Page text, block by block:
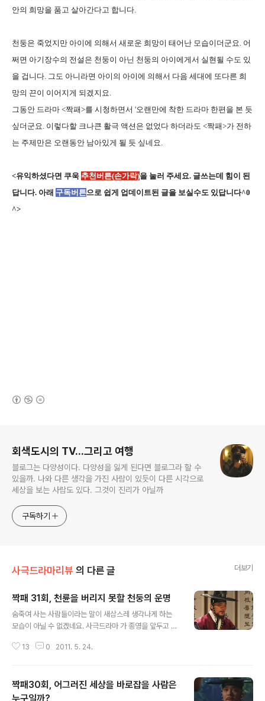
안의 희망을 품고 살아간다고 합니다.
천둥은 죽었지만 아이에 의해서 새로운 희망이 태어난 모습이더군요. 어
쩌면 아기장수의 전설은 천둥이 아닌 천둥의 아이에게서 실현될 수도 있
을 겁니다. 그도 아니라면 아이의 아이에 의해서 다음 세대에 또다른 희
망의 끈이 이어지게 되겠지요.
그동안 드라마 <짝패>를 시청하면서 '오랜만에 착한 드라마 한편을 본 듯
싶더군요. 이렇다할 크나큰 활극 액션은 없었다 하더라도 <짝패>가 전하
는 주제만은 오랜동안 남아있게 될 듯 싶네요.
<유익하셨다면 쿠욱 추천버튼(손가락)을 눌러 주세요. 글쓰는데 힘이 된
답니다. 아래 구독버튼으로 쉽게 업데이트된 글을 보실수도 있답니다^0
^>
회색도시의 TV...그리고 여행
블로그는 다양성이다. 다양성을 잃게 된다면 블로그라 할 수
있을까. 나와 다른 생각을 가진 사람이 있듯이 다른 시각으로
세상을 보는 사람도 있다. 그것이 진리가 아닐까
구독하기
사극드라마리뷰 의 다른 글 더보기
짝패 31회, 천륜을 버리지 못할 천둥의 운명
숨죽여 사는 사람들이라는 말이 새삼스레 생각나게 하는
모습이 아닐 수 없겠네요. 사극드라마 가 종영을 앞두고 있
으로써 어쩌면 아래적의 수장이 된 천둥(천정명)의 운명은
무섭다는 것을 인식시켰을지언정 결과적으로 성공했었던
바는 없었습니다. 왕이 뒤바뀌고 양반과 노비라는 지배계
13 0 2011. 5. 24.
짝패30회, 어그러진 세상을 바로잡을 사람은
누구일까?